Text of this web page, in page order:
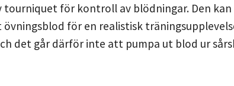
för kontroll av blödningar. Den
för en realistisk
det går därför inte att pumpa ut blod ur